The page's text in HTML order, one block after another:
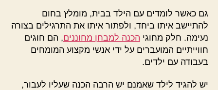
גם כאשר לומדים עם הילד בבית, מומלץ בחום
להתיישב איתו ביחד, ולפתור איתו את התרגילים בצורה
נעימה. חלק מחוגי הכנה למבחן מחוננים, הם חוגים
חווייתיים המועברים על ידי אנשי מקצוע המומחים
בעבודה עם ילדים.
יש להגיד לילד שאמנם יש הרבה הכנה שעליו לעבור,